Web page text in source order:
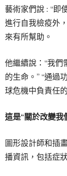
藝術家們說 : “即
進行自我檢疫外
來有所幫助。
他繼續說：“我們
的生命。” “通過
球危機中負責任
這是“關於改變我
圖形設計師和插
播資訊，包括症